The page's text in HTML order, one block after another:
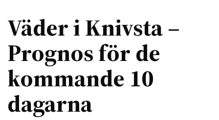
Väder i Knivsta –
Prognos för de
kommande 10
dagarna